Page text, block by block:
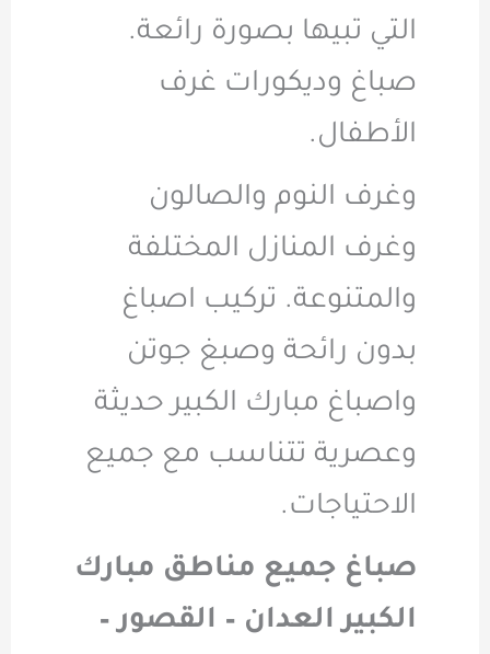
التي تبيها بصورة رائعة.
صباغ وديكورات غرف
الأطفال.
وغرف النوم والصالون
وغرف المنازل المختلفة
والمتنوعة. تركيب اصباغ
بدون رائحة وصبغ جوتن
واصباغ مبارك الكبير حديثة
وعصرية تتناسب مع جميع
الاحتياجات.
صباغ جميع مناطق مبارك
الكبير العدان – القصور –